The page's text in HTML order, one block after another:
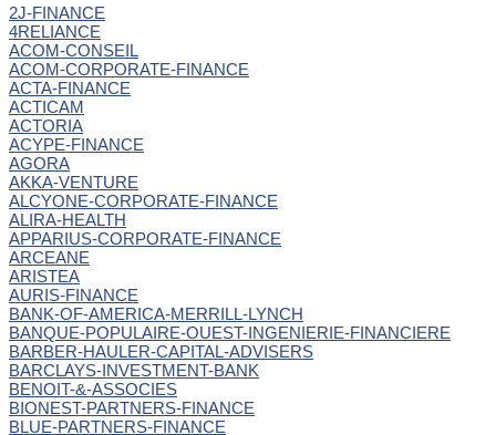
2J-FINANCE
4RELIANCE
ACOM-CONSEIL
ACOM-CORPORATE-FINANCE
ACTA-FINANCE
ACTICAM
ACTORIA
ACYPE-FINANCE
AGORA
AKKA-VENTURE
ALCYONE-CORPORATE-FINANCE
ALIRA-HEALTH
APPARIUS-CORPORATE-FINANCE
ARCEANE
ARISTEA
AURIS-FINANCE
BANK-OF-AMERICA-MERRILL-LYNCH
BANQUE-POPULAIRE-OUEST-INGENIERIE-FINANCIERE
BARBER-HAULER-CAPITAL-ADVISERS
BARCLAYS-INVESTMENT-BANK
BENOIT-&-ASSOCIES
BIONEST-PARTNERS-FINANCE
BLUE-PARTNERS-FINANCE